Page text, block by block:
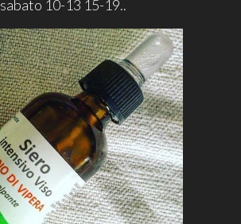
sabato 10-13 15-19..